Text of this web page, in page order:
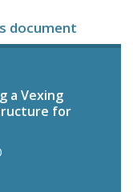
document
a Vexing
for